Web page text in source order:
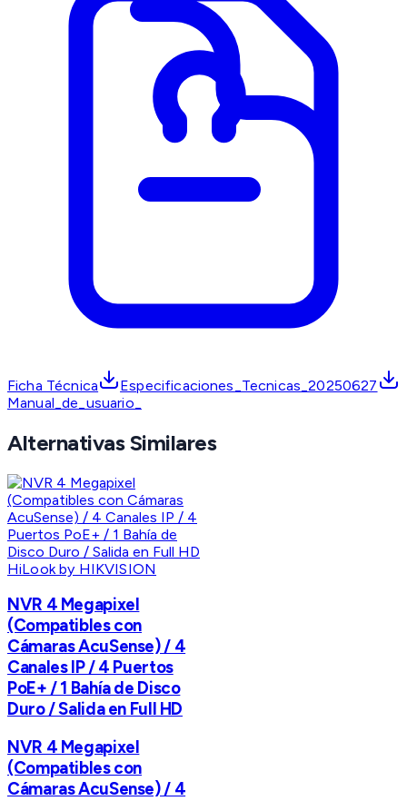
Ficha Técnica
Especificaciones_Tecnicas_20250627
Manual_de_usuario_
Alternativas Similares
HiLook by HIKVISION
NVR 4 Megapixel
(Compatibles con
Cámaras AcuSense) / 4
Canales IP / 4 Puertos
PoE+ / 1 Bahía de Disco
Duro / Salida en Full HD
NVR 4 Megapixel
(Compatibles con
Cámaras AcuSense) / 4